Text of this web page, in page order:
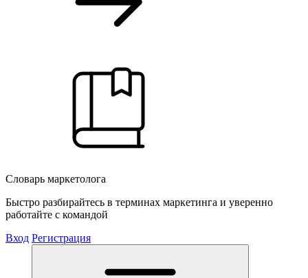
Словарь маркетолога
Быстро разбирайтесь в терминах маркетинга и уверенно
работайте с командой
Вход Регистрация